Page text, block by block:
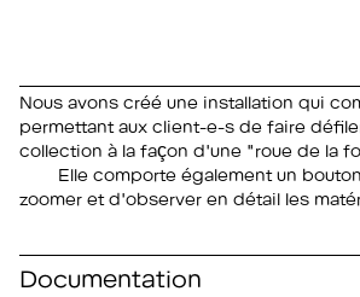
Nous avons créé une installation qui
permettant aux client-e-s de faire
collection à la façon d'une "roue de la
Elle comporte également un
zoomer et d'observer en détail les
Documentation